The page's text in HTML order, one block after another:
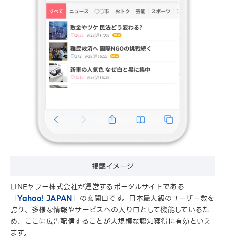
掲載イメージ
LINEヤフー株式会社が運営するポータルサイトである
「Yahoo! JAPAN」の玄関口です。日本最大級のユーザー数を
誇り、多様な情報やサービスへの入り口として機能しているた
め、ここに広告配信することが大規模な認知獲得に有効といえ
ます。